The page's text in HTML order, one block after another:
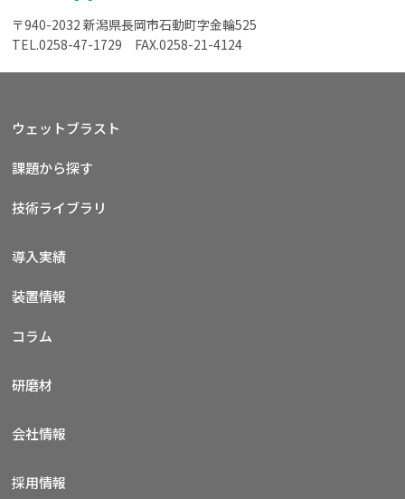
〒940-2032 新潟県長岡市石動町字金輪525
TEL.0258-47-1729 FAX.0258-21-4124
ウェットブラスト
課題から探す
技術ライブラリ
導入実績
装置情報
コラム
研磨材
会社情報
採用情報